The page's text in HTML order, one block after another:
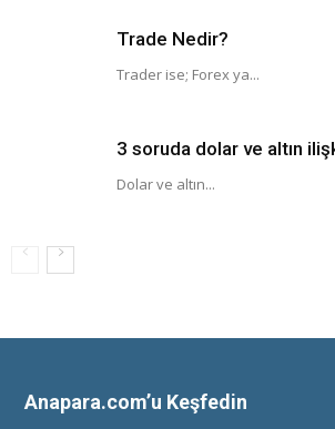
Trade Nedir?
Trader ise; Forex ya...
3 soruda dolar ve altın
Dolar ve altın...
Anapara.com’u Keşfedin